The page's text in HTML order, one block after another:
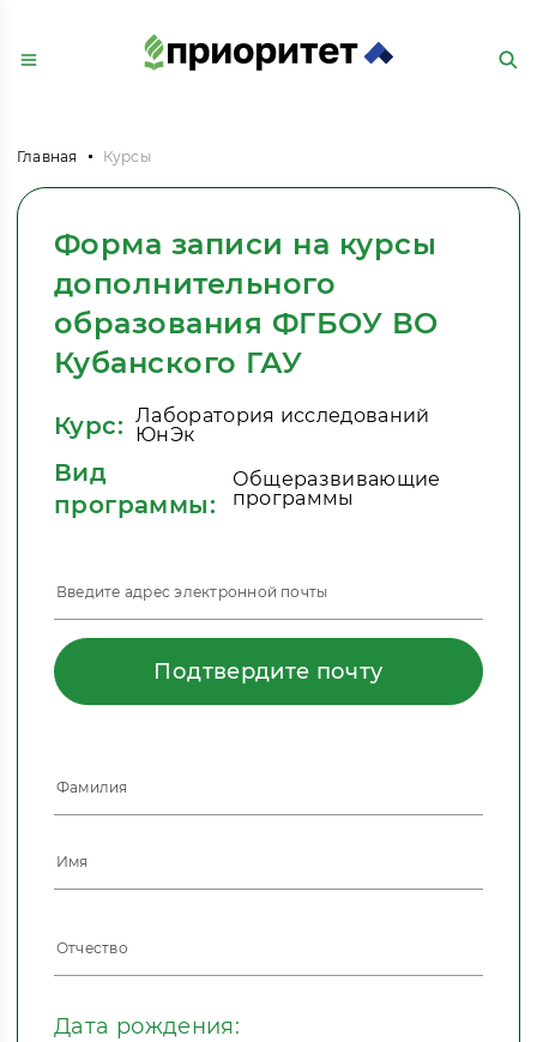
Главная Курсы
Форма записи на курсы
дополнительного
образования ФГБОУ ВО
Кубанского ГАУ
Курс: Лаборатория исследований
ЮнЭк
Вид
программы:
Общеразвивающие
программы
Подтвердите почту
Дата рождения: